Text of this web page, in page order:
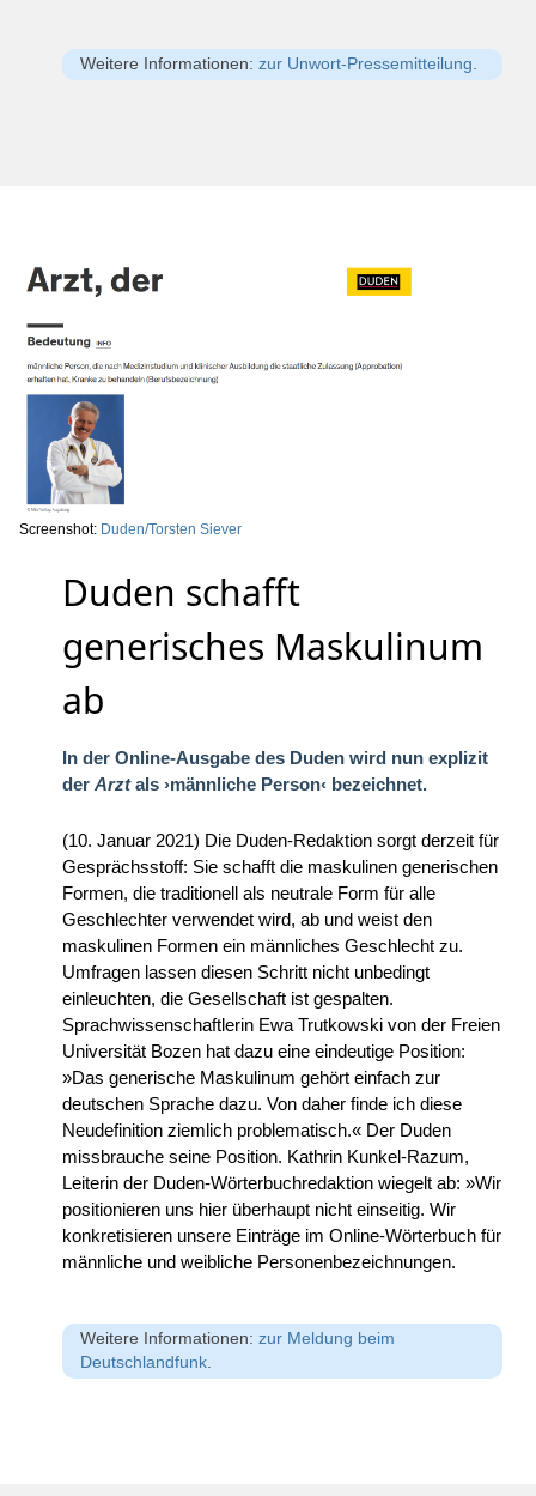
Weitere Informationen:zur Unwort-Pressemitteilung.
Screenshot: Duden/Torsten Siever
Duden schafft
generisches Maskulinum
ab
In der Online-Ausgabe des Duden wird nun explizit
derArztals ›männliche Person‹ bezeichnet.
(10. Januar 2021) Die Duden-Redaktion sorgt derzeit für
Gesprächsstoff: Sie schafft die maskulinen generischen
Formen, die traditionell als neutrale Form für alle
Geschlechter verwendet wird, ab und weist den
maskulinen Formen ein männliches Geschlecht zu.
Umfragen lassen diesen Schritt nicht unbedingt
einleuchten, die Gesellschaft ist gespalten.
Sprachwissenschaftlerin Ewa Trutkowski von der Freien
Universität Bozen hat dazu eine eindeutige Position:
»Das generische Maskulinum gehört einfach zur
deutschen Sprache dazu. Von daher finde ich diese
Neudefinition ziemlich problematisch.« Der Duden
missbrauche seine Position. Kathrin Kunkel-Razum,
Leiterin der Duden-Wörterbuchredaktion wiegelt ab: »Wir
positionieren uns hier überhaupt nicht einseitig. Wir
konkretisieren unsere Einträge im Online-Wörterbuch für
männliche und weibliche Personenbezeichnungen.
Weitere Informationen:zur Meldung beim
Deutschlandfunk.